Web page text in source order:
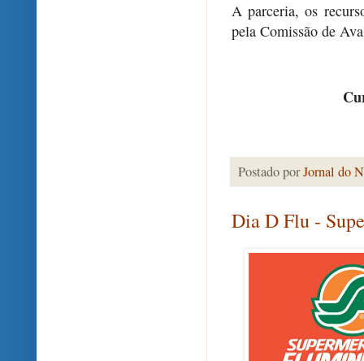
A parceria, os
pela Comissão de
Postado porJornal do
Dia D Flu -